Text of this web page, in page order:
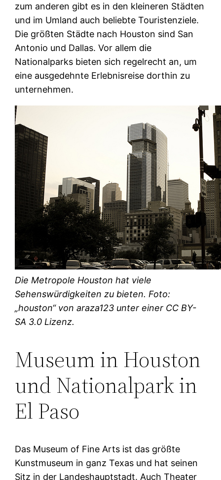
zum anderen gibt es in den kleineren Städten
und im Umland auch beliebte Touristenziele.
Die größten Städte nach Houston sind San
Antonio und Dallas. Vor allem die
Nationalparks bieten sich regelrecht an, um
eine ausgedehnte Erlebnisreise dorthin zu
unternehmen.
Die Metropole Houston hat viele
Sehenswürdigkeiten zu bieten. Foto:
„houston“ von araza123 unter einer CC BY-
SA 3.0 Lizenz.
Museum in Houston
und Nationalpark in
El Paso
Das Museum of Fine Arts ist das größte
Kunstmuseum in ganz Texas und hat seinen
Sitz in der Landeshauptstadt. Auch Theater